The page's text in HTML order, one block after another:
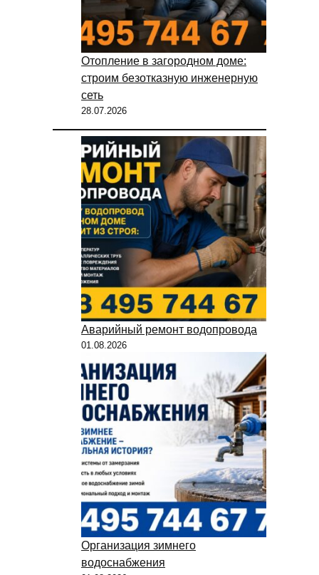
Отопление в загородном доме:
строим безотказную инженерную
сеть
28.07.2026
Аварийный ремонт водопровода
01.08.2026
Организация зимнего
водоснабжения